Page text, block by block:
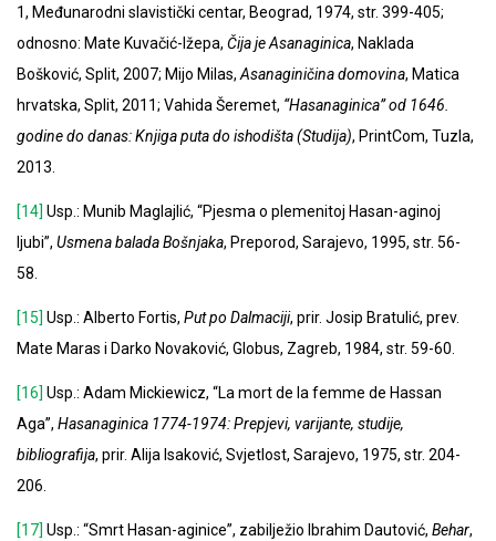
1, Međunarodni slavistički centar, Beograd, 1974, str. 399-405;
odnosno: Mate Kuvačić-Ižepa, Čija je Asanaginica, Naklada
Bošković, Split, 2007; Mijo Milas,Asanaginičina domovina, Matica
hrvatska, Split, 2011; Vahida Šeremet, “Hasanaginica” od 1646.
godine do danas: Knjiga puta do ishodišta (Studija), PrintCom, Tuzla,
2013.
[14] Usp.: Munib Maglajlić, “Pjesma o plemenitoj Hasan-aginoj
ljubi”, Usmena balada Bošnjaka, Preporod, Sarajevo, 1995, str. 56-
58.
[15] Usp.: Alberto Fortis, Put po Dalmaciji, prir. Josip Bratulić, prev.
Mate Maras i Darko Novaković, Globus, Zagreb, 1984, str. 59-60.
[16] Usp.: Adam Mickiewicz, “La mort de la femme de Hassan
Aga”, Hasanaginica 1774-1974: Prepjevi, varijante, studije,
bibliografija, prir. Alija Isaković, Svjetlost, Sarajevo, 1975, str. 204-
206.
[17] Usp.: “Smrt Hasan-aginice”, zabilježio Ibrahim Dautović, Behar,